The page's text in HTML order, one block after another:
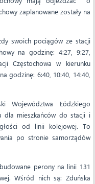
zaplanowane zostały na
swoich pociągów ze stacji
na godzinę: 4:27, 9:27,
Częstochowa w kierunku
godzinę: 6:40, 10:40, 14:40,
Województwa Łódzkiego
dla mieszkańców do stacji i
od linii kolejowej. To
po stronie samorządów
perony na linii 131
Wśród nich są: Zduńska